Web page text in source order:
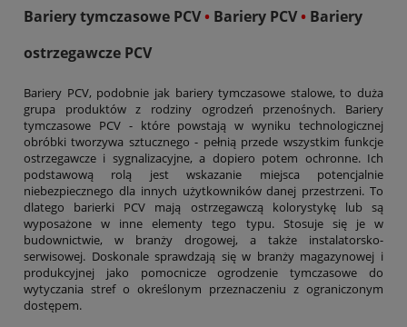
Bariery tymczasowe PCV• Bariery PCV• Bariery
ostrzegawcze PCV
Bariery PCV, podobnie jak bariery tymczasowe stalowe, to duża
grupa produktów z rodziny ogrodzeń przenośnych. Bariery
tymczasowe PCV - które powstają w wyniku technologicznej
obróbki tworzywa sztucznego - pełnią przede wszystkim funkcje
ostrzegawcze i sygnalizacyjne, a dopiero potem ochronne. Ich
podstawową rolą jest wskazanie miejsca potencjalnie
niebezpiecznego dla innych użytkowników danej przestrzeni. To
dlatego barierki PCV mają ostrzegawczą kolorystykę lub są
wyposażone w inne elementy tego typu. Stosuje się je w
budownictwie, w branży drogowej, a także instalatorsko-
serwisowej. Doskonale sprawdzają się w branży magazynowej i
produkcyjnej jako pomocnicze ogrodzenie tymczasowe do
wytyczania stref o określonym przeznaczeniu z ograniczonym
dostępem.